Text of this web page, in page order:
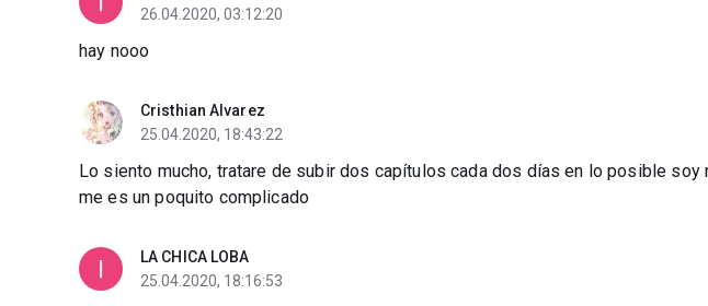
26.04.2020, 03:12:20
hay nooo
Cristhian Alvarez
25.04.2020, 18:43:22
Lo siento mucho, tratare de subir dos capítulos cada dos días en lo posible
me es un poquito complicado
LA CHICA LOBA
25.04.2020, 18:16:53